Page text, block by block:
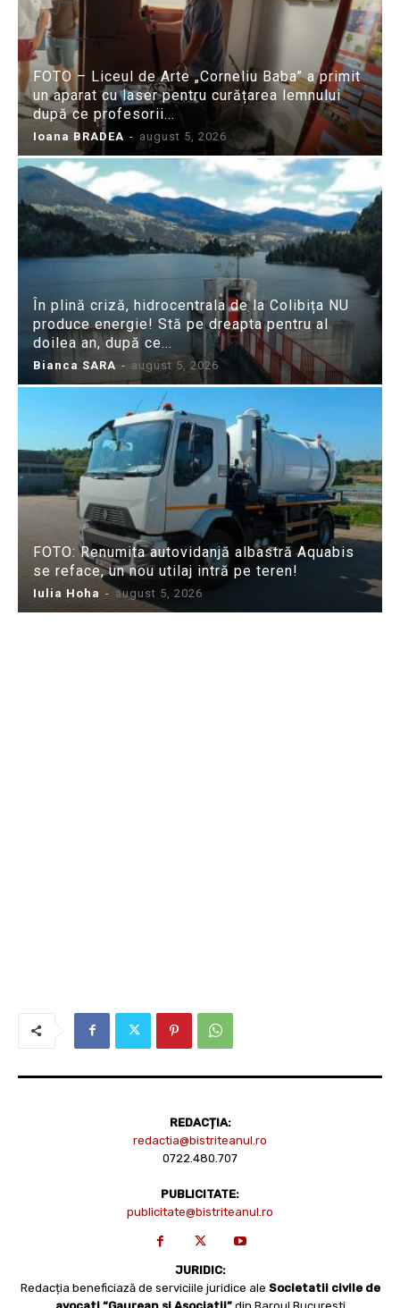
FOTO – Liceul de Arte „Corneliu Baba” a primit
un aparat cu laser pentru curățarea lemnului
după ce profesorii...
Ioana BRADEA - august 5, 2026
În plină criză, hidrocentrala de la Colibița NU
produce energie! Stă pe dreapta pentru al
doilea an, după ce...
Bianca SARA - august 5, 2026
FOTO: Renumita autovidanjă albastră Aquabis
se reface, un nou utilaj intră pe teren!
Iulia Hoha - august 5, 2026
REDACȚIA:
redactia@bistriteanul.ro
0722.480.707
PUBLICITATE:
publicitate@bistriteanul.ro
JURIDIC:
Redacția beneficiază de serviciile juridice ale Societatii civile de